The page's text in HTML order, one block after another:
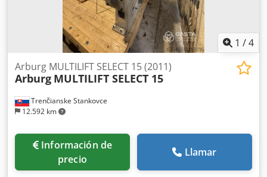
1 /4
Trenčianske Stankovce
12.592 km
Arburg MULTILIFT SELECT 15 (2011)
Arburg MULTILIFT SELECT 15
Información de
precio
Llamar